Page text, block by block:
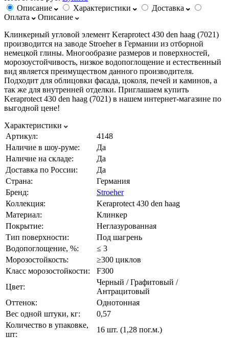
Описание
Характеристики
Доставка
Оплата
Описание
Клинкерный угловой элемент Keraprotect 430 den haag (7021)
производится на заводе Stroeher в Германии из отборной
немецкой глины. Многообразие размеров и поверхностей,
морозоустойчивость, низкое водопоглощение и естественный
вид является преимуществом данного производителя.
Подходит для облицовки фасада, цоколя, печей и каминов, а
так же для внутренней отделки. Приглашаем купить
Keraprotect 430 den haag (7021) в нашем интернет-магазине по
выгодной цене!
Характеристики
Артикул:
4148
Наличие в шоу-руме:
Да
Наличие на складе:
Да
Доставка по России:
Да
Страна:
Германия
Бренд:
Stroeher
Коллекция:
Keraprotect 430 den haag
Материал:
Клинкер
Покрытие:
Неглазурованная
Тип поверхности:
Под шагрень
Водопоглощение, %:
≤ 3
Морозостойкость:
≥300 циклов
Класс морозостойкости:
F300
Цвет:
Черный / Графитовый /
Антрацитовый
Оттенок:
Однотонная
Вес одной штуки, кг:
0,57
Количество в упаковке,
шт:
16 шт. (1,28 пог.м.)